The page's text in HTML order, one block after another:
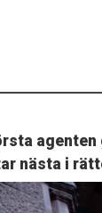
nästa i